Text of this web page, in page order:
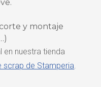
y montaje
en nuestra tienda
scrap de Stamperia.